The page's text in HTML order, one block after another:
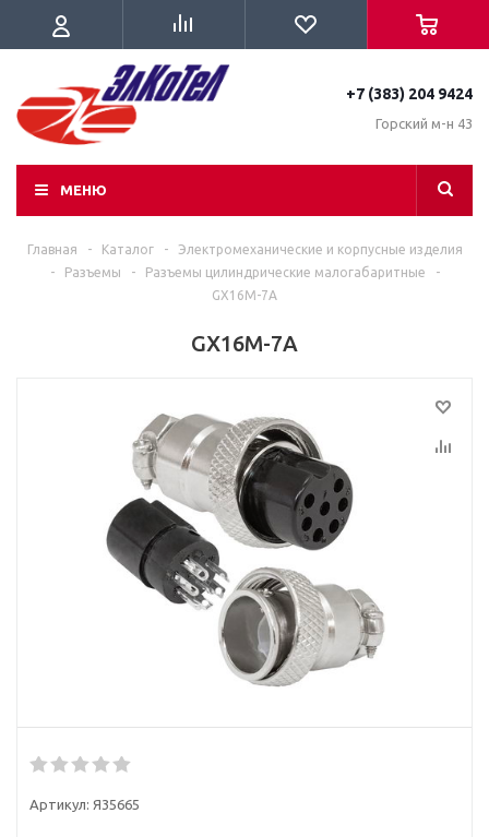
+7 (383) 204 9424
Горский м-н 43
МЕНЮ
Главная - Каталог -
Электромеханические и корпусные изделия
-
Разъемы - Разъемы цилиндрические малогабаритные
-
GX16M-7A
GX16M-7A
Артикул: Я35665